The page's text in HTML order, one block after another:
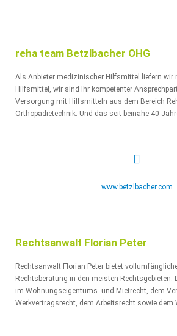
reha team Betzlbacher OHG
Als Anbieter medizinischer Hilfsmittel liefern wir
Hilfsmittel, wir sind Ihr kompetenter
Versorgung mit Hilfsmitteln aus dem Bereich
Orthopädietechnik. Und das seit beinahe 40
www.betzlbacher.com
Rechtsanwalt Florian Peter
Rechtsanwalt Florian Peter bietet
Rechtsberatung in den meisten Rechtsgebieten.
im Wohnungseigentums- und Mietrecht, dem
Werkvertragsrecht, dem Arbeitsrecht sowie dem